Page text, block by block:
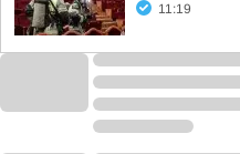
11:19